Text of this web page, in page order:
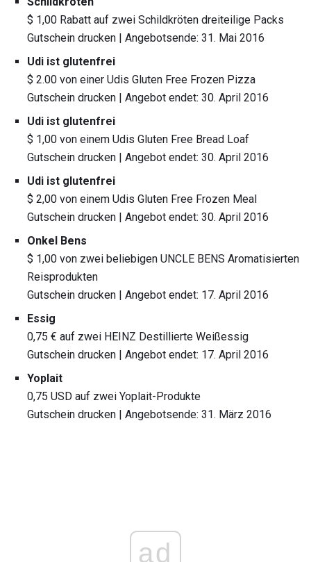
$ 1,00 Rabatt auf zwei Schildkröten dreiteilige Packs
Gutschein drucken | Angebotsende: 31. Mai 2016
Udi ist glutenfrei
$ 2.00 von einer Udis Gluten Free Frozen Pizza
Gutschein drucken | Angebot endet: 30. April 2016
Udi ist glutenfrei
$ 1,00 von einem Udis Gluten Free Bread Loaf
Gutschein drucken | Angebot endet: 30. April 2016
Udi ist glutenfrei
$ 2,00 von einem Udis Gluten Free Frozen Meal
Gutschein drucken | Angebot endet: 30. April 2016
Onkel Bens
$ 1,00 von zwei beliebigen UNCLE BENS Aromatisierten
Reisprodukten
Gutschein drucken | Angebot endet: 17. April 2016
Essig
0,75 € auf zwei HEINZ Destillierte Weißessig
Gutschein drucken | Angebot endet: 17. April 2016
Yoplait
0,75 USD auf zwei Yoplait-Produkte
Gutschein drucken | Angebotsende: 31. März 2016
ad